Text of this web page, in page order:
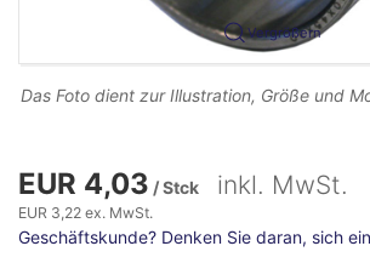
Vergrößern
Das Foto dient zur Illustration, Größe und
EUR 4,03 / Stck inkl. MwSt.
EUR 3,22 ex. MwSt.
Geschäftskunde? Denken Sie daran, sich